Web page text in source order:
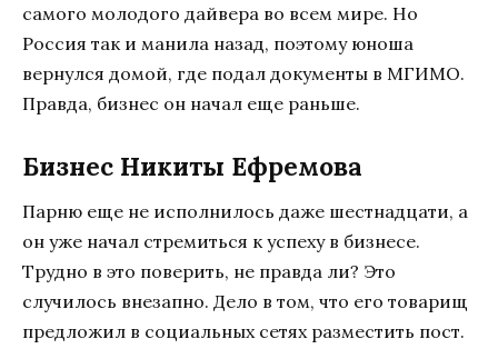
самого молодого дайвера во всем мире. Но
Россия так и манила назад, поэтому юноша
вернулся домой, где подал документы в МГИМО.
Правда, бизнес он начал еще раньше.
Бизнес Никиты Ефремова
Парню еще не исполнилось даже шестнадцати, а
он уже начал стремиться к успеху в бизнесе.
Трудно в это поверить, не правда ли? Это
случилось внезапно. Дело в том, что его товарищ
предложил в социальных сетях разместить пост.